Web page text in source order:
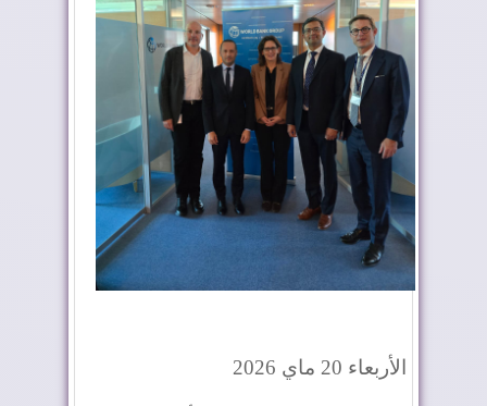
الأربعاء 20 ماي 202 6